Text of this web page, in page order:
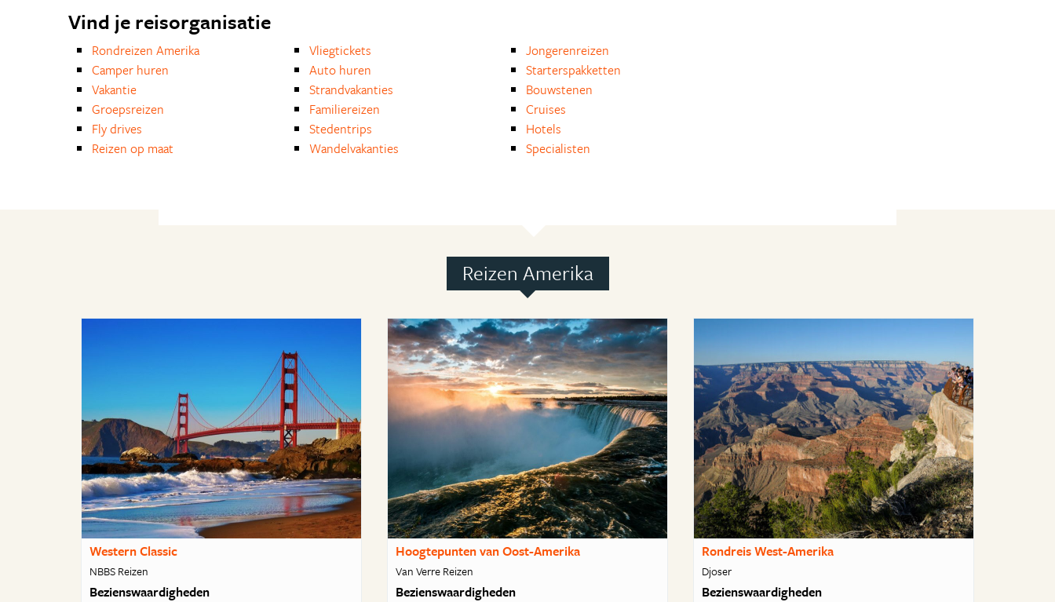
Vind je reisorganisatie
Rondreizen Amerika
Camper huren
Vakantie
Groepsreizen
Fly drives
Reizen op maat
Vliegtickets
Auto huren
Strandvakanties
Familiereizen
Stedentrips
Wandelvakanties
Jongerenreizen
Starterspakketten
Bouwstenen
Cruises
Hotels
Specialisten
Reizen Amerika
Western Classic
NBBS Reizen
Bezienswaardigheden
Hoogtepunten van Oost-Amerika
Van Verre Reizen
Bezienswaardigheden
Rondreis West-Amerika
Djoser
Bezienswaardigheden